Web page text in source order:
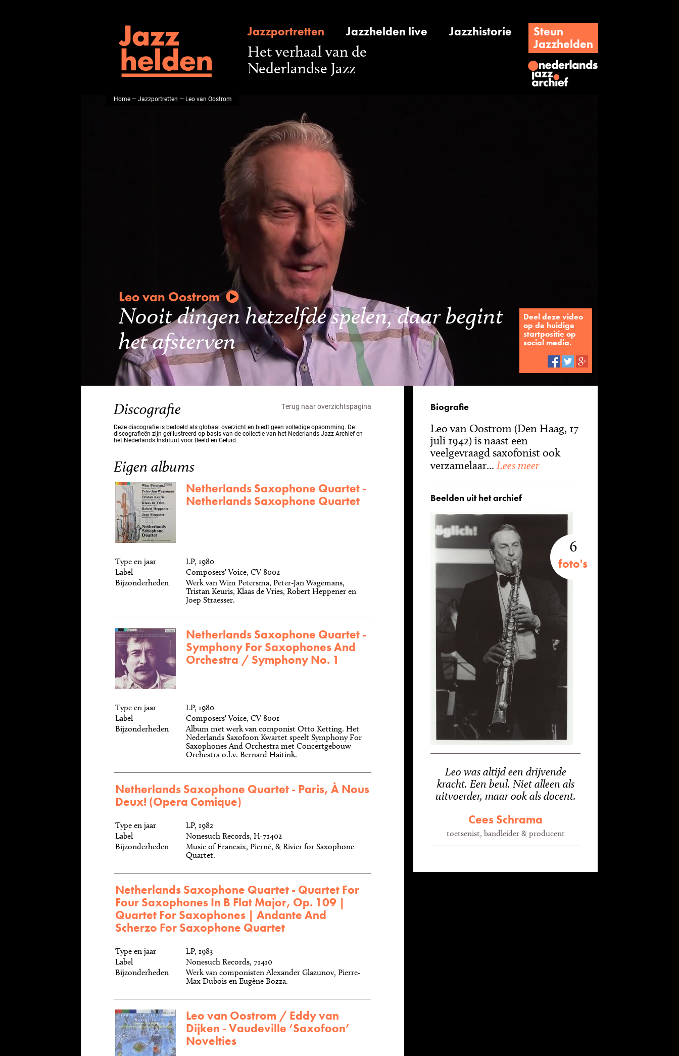
Jazzportretten Jazzhelden live Jazzhistorie
Steun
Jazzhelden
Het verhaal van de
Nederlandse Jazz
Home—Jazzportretten — Leo van Oostrom
Leo van Oostrom
Nooit dingen hetzelfde spelen, daar begint
het afsterven
Deel deze video
op de huidige
startpositie op
social media.
Discografie Terug naar overzichtspagina
Deze discografie is bedoeld als globaal overzicht en biedt geen volledige opsomming. De
discografieën zijn geïllustreerd op basis van de collectie van het Nederlands Jazz Archief en
het Nederlands Instituut voor Beeld en Geluid.
Eigen albums
Netherlands Saxophone Quartet -
Netherlands Saxophone Quartet
Type en jaar
LP, 1980
Label
Composers' Voice, CV 8002
Bijzonderheden
Werk van Wim Petersma, Peter-Jan Wagemans,
Tristan Keuris, Klaas de Vries, Robert Heppener en
Joep Straesser.
Netherlands Saxophone Quartet -
Symphony For Saxophones And
Orchestra / Symphony No. 1
Type en jaar
LP, 1980
Label
Composers' Voice, CV 8001
Bijzonderheden
Album met werk van componist Otto Ketting. Het
Nederlands Saxofoon Kwartet speelt Symphony For
Saxophones And Orchestra met Concertgebouw
Orchestra o.l.v. Bernard Haitink.
Netherlands Saxophone Quartet - Paris, À Nous
Deux! (Opera Comique)
Type en jaar
LP, 1982
Label
Nonesuch Records, H-71402
Bijzonderheden
Music of Francaix, Pierné, & Rivier for Saxophone
Quartet.
Netherlands Saxophone Quartet - Quartet For
Four Saxophones In B Flat Major, Op. 109 |
Quartet For Saxophones | Andante And
Scherzo For Saxophone Quartet
Type en jaar
LP, 1983
Label
Nonesuch Records, 71410
Bijzonderheden
Werk van componisten Alexander Glazunov, Pierre-
Max Dubois en Eugène Bozza.
Leo van Oostrom / Eddy van
Dijken - Vaudeville ‘Saxofoon’
Novelties
Biografie
Leo van Oostrom (Den Haag, 17
juli 1942) is naast een
veelgevraagd saxofonist ook
verzamelaar... Lees meer
Beelden uit het archief
6
foto's
Leo was altijd een drijvende
kracht. Een beul. Niet alleen als
uitvoerder, maar ook als docent.
Cees Schrama
toetsenist, bandleider & producent